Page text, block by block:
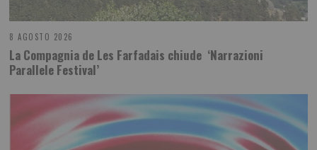
8 AGOSTO 2026
La Compagnia de Les Farfadais chiude ‘Narrazioni
Parallele Festival’